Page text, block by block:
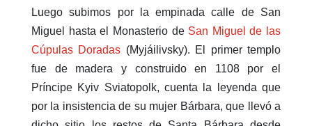
Luego subimos por la empinada calle de San
Miguel hasta el Monasterio de San Miguel de las
Cúpulas Doradas (Myjáilivsky). El primer templo
fue de madera y construido en 1108 por el
Príncipe Kyiv Sviatopolk, cuenta la leyenda que
por la insistencia de su mujer Bárbara, que llevó a